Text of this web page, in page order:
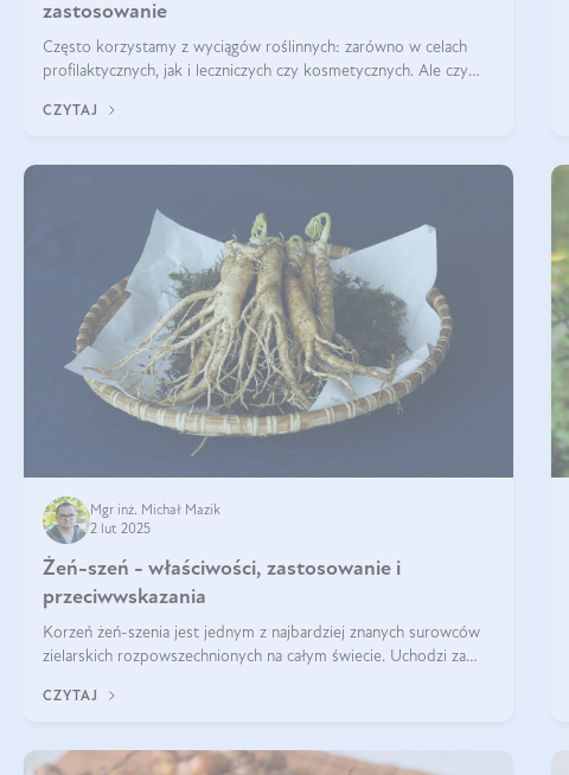
zastosowanie
Często korzystamy z wyciągów roślinnych: zarówno w celach
profilaktycznych, jak i leczniczych czy kosmetycznych. Ale czy
tych substancji z roślin?
CZYTAJ
Mgr inż. Michał Mazik
2 lut 2025
Żeń-szeń - właściwości, zastosowanie i
przeciwwskazania
Korzeń żeń-szenia jest jednym z najbardziej znanych surowców
zielarskich rozpowszechnionych na całym świecie. Uchodzi za
poprawy koncentracji
CZYTAJ